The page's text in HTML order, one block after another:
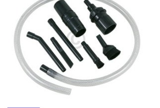
Dyson
Dyson
Dyson SV11FLUFFY